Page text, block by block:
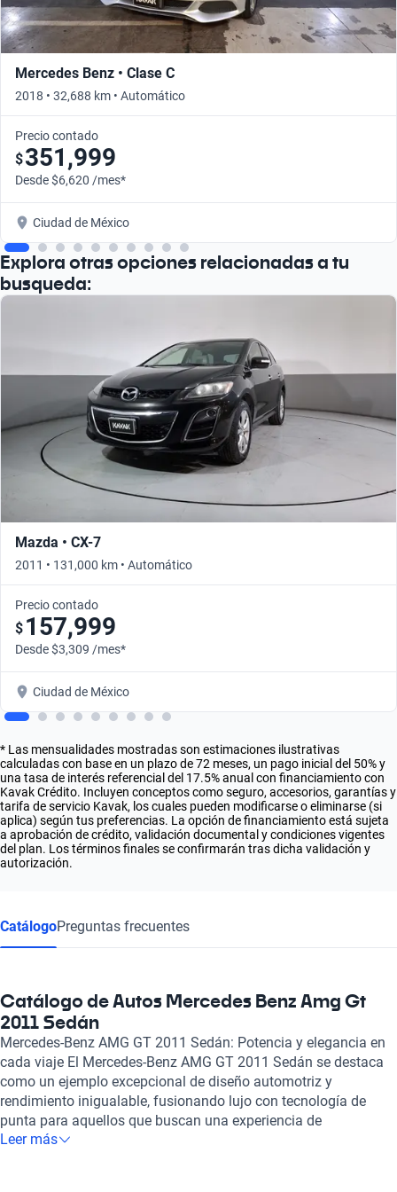
Mercedes Benz • Clase C
2018 • 32,688 km • Automático
Precio contado
$351,999
Desde $6,620 /mes*
Ciudad de México
Explora otras opciones relacionadas a tu
busqueda:
Mazda • CX-7
2011 • 131,000 km • Automático
Precio contado
$ 157,999
Desde $3,309 /mes*
Ciudad de México
* Las mensualidades mostradas son estimaciones ilustrativas
calculadas con base en un plazo de 72 meses, un pago inicial del 50% y
una tasa de interés referencial del 17.5% anual con financiamiento con
Kavak Crédito. Incluyen conceptos como seguro, accesorios, garantías y
tarifa de servicio Kavak, los cuales pueden modificarse o eliminarse (si
aplica) según tus preferencias. La opción de financiamiento está sujeta
a aprobación de crédito, validación documental y condiciones vigentes
del plan. Los términos finales se confirmarán tras dicha validación y
autorización.
CatálogoPreguntas frecuentes
Catálogo de Autos Mercedes Benz Amg Gt
2011 Sedán
Mercedes-Benz AMG GT 2011 Sedán: Potencia y elegancia en
cada viaje El Mercedes-Benz AMG GT 2011 Sedán se destaca
como un ejemplo excepcional de diseño automotriz y
rendimiento inigualable, fusionando lujo con tecnología de
punta para aquellos que buscan una experiencia de
conducción única. Su poderosa motorización AMG es un
Leer más